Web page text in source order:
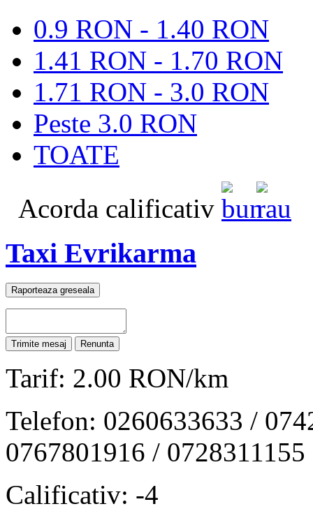
0.9 RON - 1.40 RON
1.41 RON - 1.70 RON
1.71 RON - 3.0 RON
Peste 3.0 RON
TOATE
Acorda calificativ
Taxi Evrikarma
Tarif: 2.00 RON/km
Telefon: 0260633633 /
0767801916 / 0728311155
Calificativ: -4